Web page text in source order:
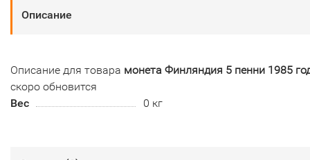
Описание
Описание для товара монета Финляндия 5 пенни 1985
скоро обновится
Вес
0 кг